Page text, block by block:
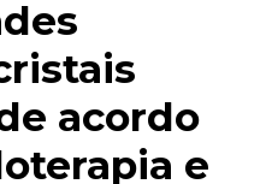
acordo
e